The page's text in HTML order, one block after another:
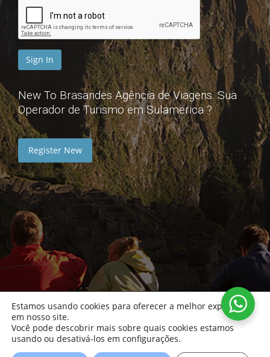
New To Brasandes Agência de Viagens. Sua
Operador de Turismo em Sulamerica ?
Register New
Estamos usando cookies para oferecer a melhor experiência
em nosso site.
Você pode descobrir mais sobre quais cookies estamos
usando ou desativá-los em configurações.